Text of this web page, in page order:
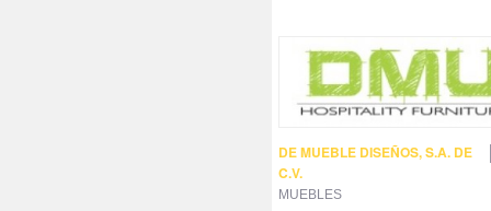
DE MUEBLE DISEÑOS, S.A. DE
C.V.
MUEBLES